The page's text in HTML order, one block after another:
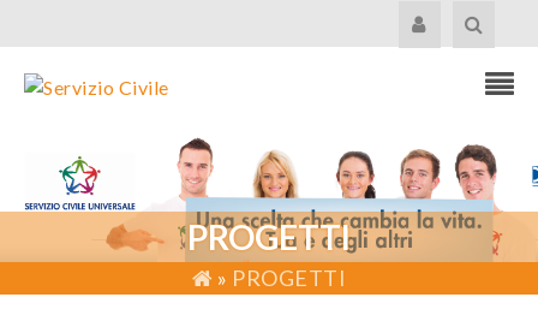
PROGETTI
» PROGETTI